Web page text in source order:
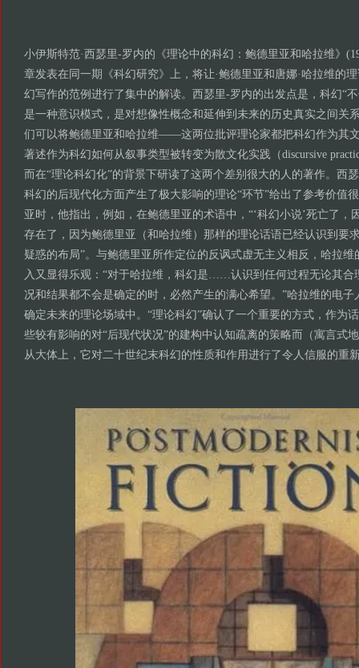
小伊斯特范·西瑟里-罗内的《理论中的科幻：鲍德里亚和哈拉维》
章发表在同一期《科幻研究》上，将让·鲍德里亚和唐娜·哈拉维的
幻写作的范例进行了集中的解读。西瑟里-罗内的出发点是，科幻“
是一种意识模式，是对想像性概念和延伸到未来的历史真实之间关
们可以将鲍德里亚和哈拉维——这两位批评理论家都把科幻作为其
著述作为科幻如何从叙事类型被转变为散文化实践（discursive
而在“理论科幻化”的背景下研读了这两个差别很大的人的著作。西
科幻的后现代化方面产生了极大影响的理论“环节”给出了参考价值
亚时，他指出，例如，在鲍德里亚的术语中，“‘科幻小说’死亡了，
存在了，因为鲍德里亚（和哈拉维）那样的理论话语已经认识到要
疑惑的布局”。与鲍德里亚所作定位的反讽式虚无主义相反，哈拉
入又显得乐观：“对于哈拉维，科幻是……认识到任何过程无论其合
况和结果都不会是确定的时，必然产生的满心希望。”哈拉维的电
确定未来的理论场域中。“理论科幻”确认了一个重要的方式，作为
些较有影响的对“后现代状况”的建构中认知疏离的策略而（寓言式
从大体上，它对二十世纪末科幻的性质和作用进行了令人信服的重